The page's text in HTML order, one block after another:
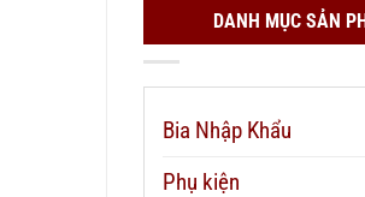
DANH MỤC SẢN
Bia Nhập Khẩu
Phụ kiện